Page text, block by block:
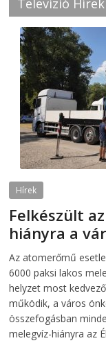
Televízió Hírek
Hírek
Felkészült
hiányra a
Az atomerőmű
6000 paksi lakos
helyzet most
működik, a város
összefogásban
melegvíz-hiányra az